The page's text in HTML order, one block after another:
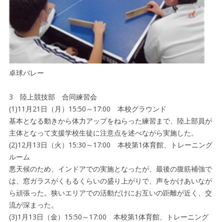
卓球バレー
3 陸上競技部 合同練習会
(1)11月21日（月）15:50～17:00 本校グラウンド
基本となる動きから体力アップをねらった練習まで、陸上部員が
主体となって支援学校生徒に注意点を述べながら実施した。
(2)12月13日（火）15:30～17:00 本校第1体育館、トレーニング
ルーム
悪天候のため、インドアでの実施となったが、最後の腹筋補強で
は、窓ガラスがくもるくらいの盛り上がりで、声をかけあいなが
ら頑張った。狭いエリアでの活動だけにお互いの距離が近く、交
流が深まった。
(3)1月13日（金）15:50～17:00 本校第1体育館、トレーニング